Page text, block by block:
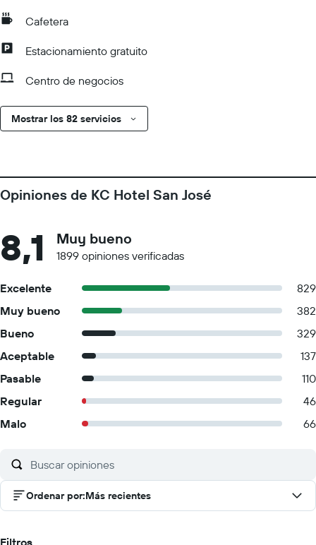
Cafetera
Estacionamiento gratuito
Centro de negocios
Mostrar los 82 servicios
Opiniones de KC Hotel San José
8,1 Muy bueno
1899 opiniones verificadas
Excelente
829
Muy bueno
382
Bueno
329
Aceptable
137
Pasable
110
Regular
46
Malo
66
Ordenar por:Más recientes
Filtros